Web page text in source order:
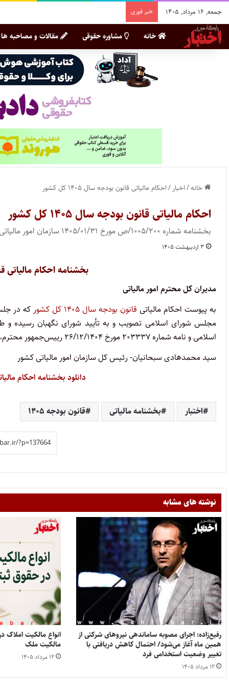
جمعه, ۱۶ مرداد, ۱۴۰۵ خبر فوری
خانه مشاوره حقوقی مقالات و مصاحبه ها
خانه/اخبار /احکام مالیاتی قانون بودجه سال ۱۴۰۵ کل کشور
احکام مالیاتی قانون بودجه سال ۱۴۰۵ کل کشور
بخشنامه شماره ۱۰۰۵/۲۰۰/ص مورخ ۱۴۰۵/۰۱/۳۱ سازمان امور مالیاتی کشور
۳ اردیبهشت ۱۴۰۵
بخشنامه احکام مالیاتی قانون
مدیران کل محترم امور مالیاتی
به پیوست احکام مالیاتی قانون بودجه سال ۱۴۰۵ کل کشور که در
اسلامی و نامه شماره ۲۰۳۳۳۷ مورخ ۲۶/۱۲/۱۴۰۴ رییس‌جمهور محترم، ابلاغ شده است، برای اجرا ارسال می‌شود.
سید محمدهادی سبحانیان- رئیس کل سازمان امور مالیاتی کشور
دانلود بخشنامه احکام مالیاتی
اختبار بخشنامه مالیاتی قانون بودجه ۱۴۰۵
نوشته های مشابه
رفیع‌زاده: اجرای مصوبه ساماندهی نیروهای شرکتی از
همین ماه آغاز می‌شود/ احتمال کاهش دریافتی با
تغییر وضعیت استخدامی فرد
۱۲ مرداد ۱۴۰۵
مالکیت ملک
۱۲ مرداد ۱۴۰۵